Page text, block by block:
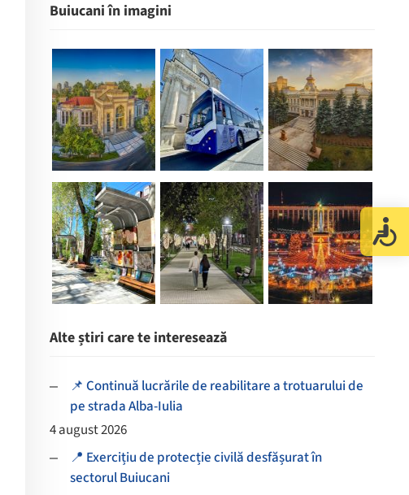
Buiucani în imagini
Alte știri care te interesează
📌 Continuă lucrările de reabilitare a trotuarului de
pe strada Alba-Iulia
4 august 2026
📍 Exercițiu de protecție civilă desfășurat în
sectorul Buiucani